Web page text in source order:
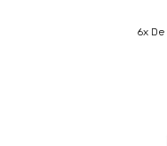
6X De